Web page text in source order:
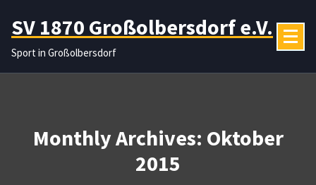
Inhalt
springen
SV 1870 Großolbersdorf e.V.
Sport in Großolbersdorf
Monthly Archives: Oktober
2015